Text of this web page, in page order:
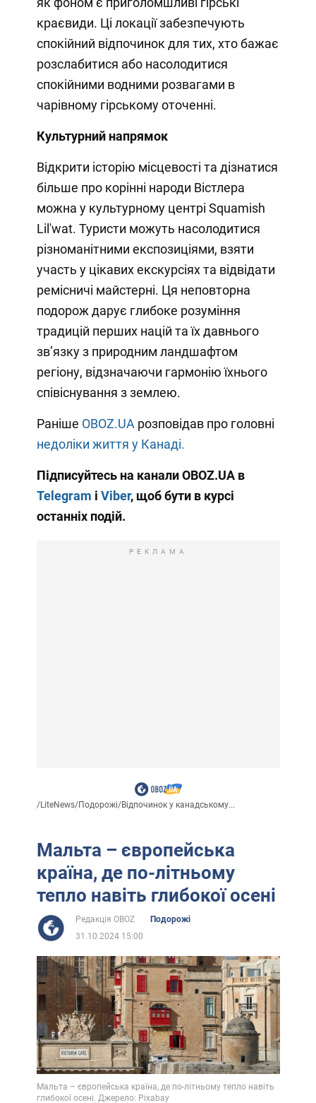
краєвиди. Ці локації забезпечують
спокійний відпочинок для тих, хто бажає
розслабитися або насолодитися
спокійними водними розвагами в
чарівному гірському оточенні.
Культурний напрямок
Відкрити історію місцевості та дізнатися
більше про корінні народи Вістлера
можна у культурному центрі Squamish
Lil'wat. Туристи можуть насолодитися
різноманітними експозиціями, взяти
участь у цікавих екскурсіях та відвідати
ремісничі майстерні. Ця неповторна
подорож дарує глибоке розуміння
традицій перших націй та їх давнього
зв’язку з природним ландшафтом
регіону, відзначаючи гармонію їхнього
співіснування з землею.
Раніше OBOZ.UA розповідав про головні
недоліки життя у Канаді.
Підписуйтесь на канали OBOZ.UA в
Telegram і Viber, щоб бути в курсі
останніх подій.
РЕКЛАМА
/LiteNews/Подорожі/Відпочинок у канадському...
Мальта – європейська
країна, де по-літньому
тепло навіть глибокої осені
Редакція OBOZ
Подорожі
31.10.2024 15:00
Мальта – європейська країна, де по-літньому тепло навіть
глибокої осені. Джерело: Pixabay